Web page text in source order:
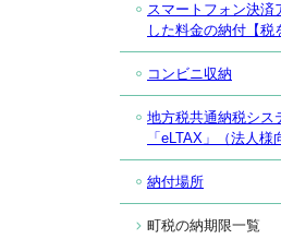
スマートフォン決済
した料金の納付【税
コンビニ収納
地方税共通納税シス
「eLTAX」（法人様
納付場所
町税の納期限一覧